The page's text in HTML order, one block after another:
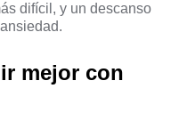
difícil, y un descanso
mejor con